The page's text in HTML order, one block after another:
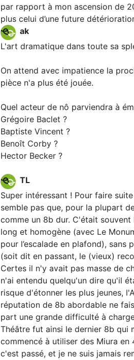
par rapport à mon ascension de
plus celui d’une future
ak
L'art dramatique dans toute sa
On attend avec impatience la
pièce n'a plus été jouée.
Quel acteur de nô parviendra à
Grégoire Baclet ?
Baptiste Vincent ?
Benoît Corby ?
Hector Becker ?
TL
Super intéressant ! Pour faire
semble pas que, pour la plupart
comme un 8b dur. C'était
long et homogène (avec Le
pour l’escalade en plafond),
(soit dit en passant, le (vieux)
Certes il n'y avait pas masse de
n'ai entendu quelqu'un dire qu'il
risque d'étonner les plus jeunes,
réputation de 8b abordable ne
part une grande difficulté à
Théâtre fut ainsi le dernier 8b qui
commencé à utiliser des Miura en
c'est passé, et je ne suis jamais